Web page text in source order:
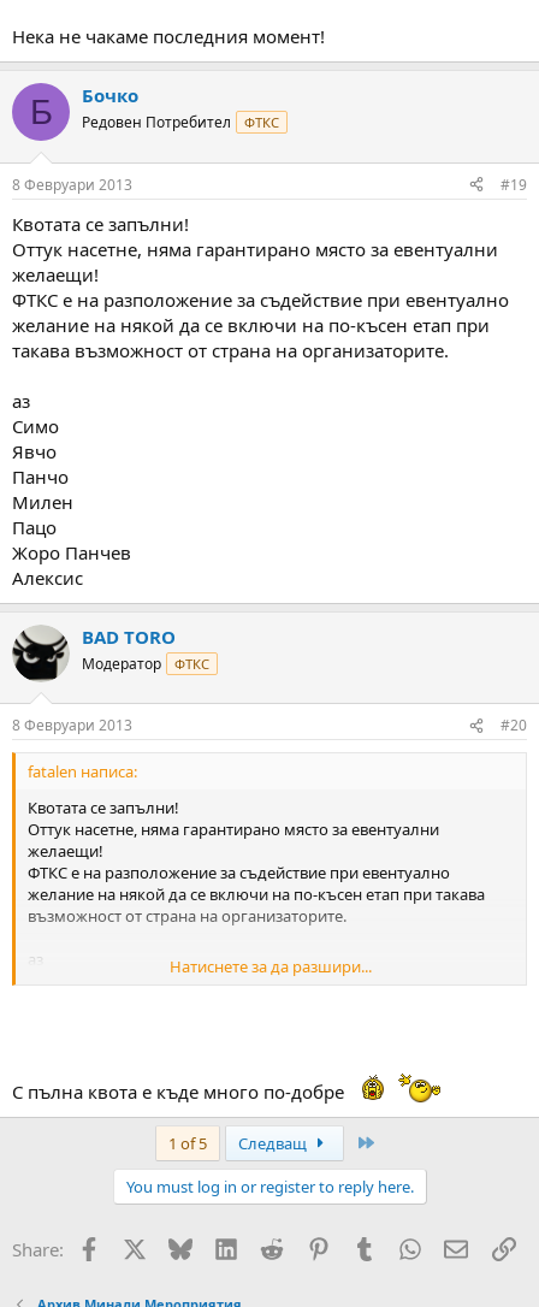
Нека не чакаме последния момент!
Б Бочко
Редовен Потребител ФТКС
8 Февруари 2013 #19
Квотата се запълни!
Оттук насетне, няма гарантирано място за евентуални
желаещи!
ФТКС е на разположение за съдействие при евентуално
желание на някой да се включи на по-късен етап при
такава възможност от страна на организаторите.
аз
Симо
Явчо
Панчо
Милен
Пацо
Жоро Панчев
Алексис
BAD TORO
Модератор ФТКС
8 Февруари 2013 #20
fatalen написа:
Квотата се запълни!
Оттук насетне, няма гарантирано място за евентуални
желаещи!
ФТКС е на разположение за съдействие при евентуално
желание на някой да се включи на по-късен етап при такава
възможност от страна на организаторите.
аз
Симо
Жоро Панчев
Натиснете за да разшири...
С пълна квота е къде много по-добре
1 of 5 Следващ
You must log in or register to reply here.
Share: Facebook Bluesky LinkedInReddit PinterestTumblrWhatsApp
Email